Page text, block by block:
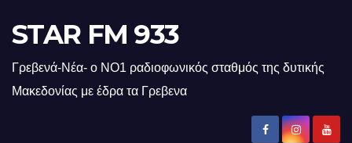
STAR FM 933
Γρεβενά-Νέα- ο ΝΟ1 ραδιοφωνικός σταθμός της δυτικής
Μακεδονίας με έδρα τα Γρεβενα